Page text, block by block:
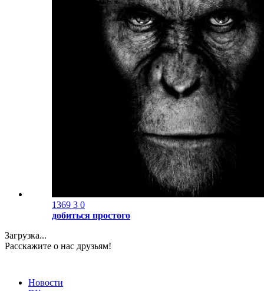
1369 3 0
добиться простого
Загрузка...
Расскажите о нас друзьям!
Новости